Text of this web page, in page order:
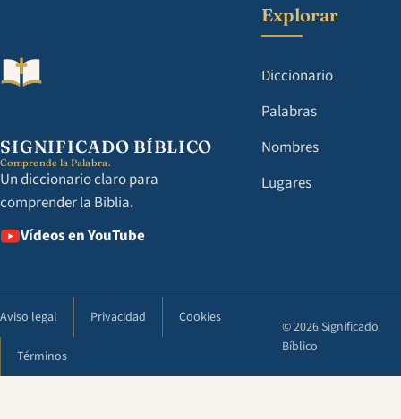
SIGNIFICADO BÍBLICO
Comprende la Palabra.
Un diccionario claro para
comprender la Biblia.
Vídeos en YouTube
Explorar
Diccionario
Palabras
Nombres
Lugares
Aviso legal Privacidad Cookies
Términos
© 2026 Significado
Bíblico